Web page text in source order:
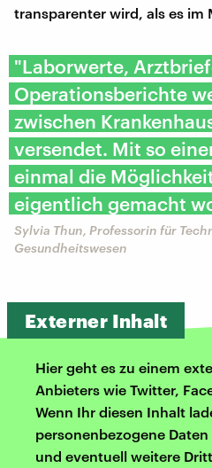
transparenter wird, als es im
"Laborwerte,
Operationsberichte
zwischen
versendet. Mit so
einmal die
eigentlich gemacht
Sylvia Thun, Professorin für
Gesundheitswesen
Externer Inhalt
Hier geht es zu einem
Anbieters wie Twitter,
Wenn Ihr diesen Inhalt
personenbezogene
und eventuell weitere